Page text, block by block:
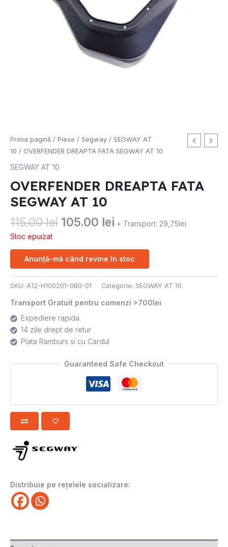
Prima pagină / Piese / Segway / SEGWAY AT
10 / OVERFENDER DREAPTA FATA SEGWAY AT 10
SEGWAY AT 10
OVERFENDER DREAPTA FATA
SEGWAY AT 10
115.00lei
Prețul
inițial
115.00 lei.
105.00 lei
Prețul
curent
+ Transport: 29,75lei
Stoc epuizat
Anunță-mă când revine în stoc
SKU: A12-H100201-0B0-01 Categorie: SEGWAY AT 10
Transport Gratuit pentru comenzi >700lei
Expediere rapida
14 zile drept de retur
Plata Ramburs si cu Cardul
Guaranteed Safe Checkout
Distribuie pe rețelele socializare: